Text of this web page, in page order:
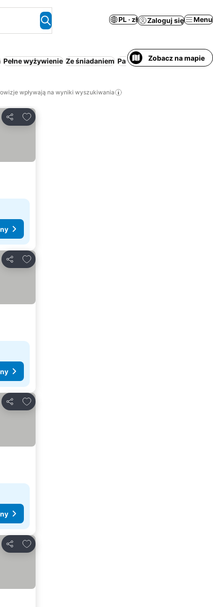
PL · zł Zaloguj się Menu
Pełne wyżywienie Ze śniadaniem Parking Plaża All inclusive
Zobacz na mapie
wpływają na wyniki wyszukiwania
Udostępnij
Dodaj do ulubionych
Udostępnij
Dodaj do ulubionych
Udostępnij
Dodaj do ulubionych
Udostępnij
Dodaj do ulubionych